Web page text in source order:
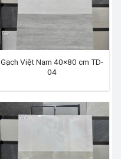
Gạch Việt Nam 40×80 cm TD-
04